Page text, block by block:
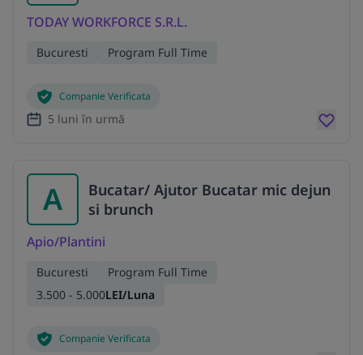
TODAY WORKFORCE S.R.L.
Bucuresti Program Full Time
Companie Verificata
5 luni în urmă
A
Bucatar/ Ajutor Bucatar mic dejun
si brunch
Apio/Plantini
Bucuresti
Program Full Time
3.500 - 5.000LEI/Luna
Companie Verificata